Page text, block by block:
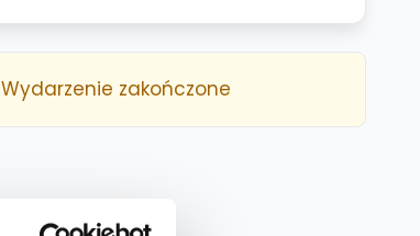
Wydarzenie zakończone